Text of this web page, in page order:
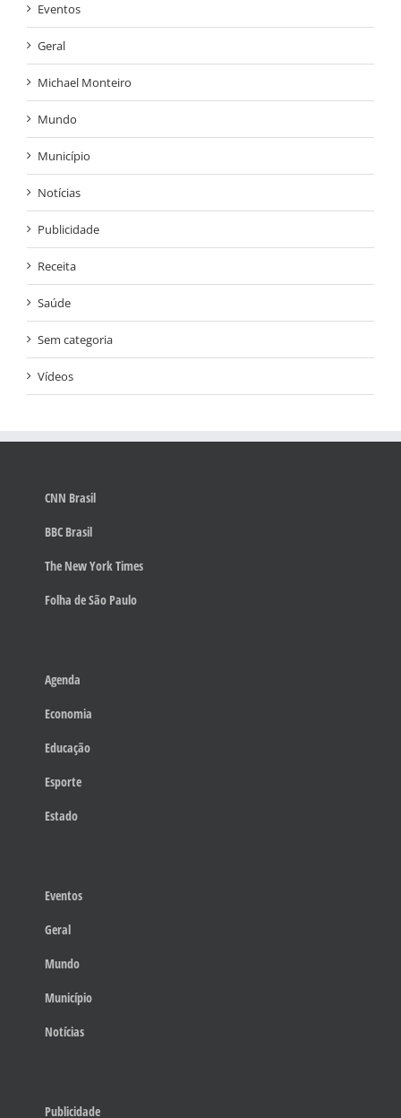
Eventos
Geral
Michael Monteiro
Mundo
Município
Notícias
Publicidade
Receita
Saúde
Sem categoria
Vídeos
CNN Brasil
BBC Brasil
The New York Times
Folha de São Paulo
Agenda
Economia
Educação
Esporte
Estado
Eventos
Geral
Mundo
Município
Notícias
Publicidade